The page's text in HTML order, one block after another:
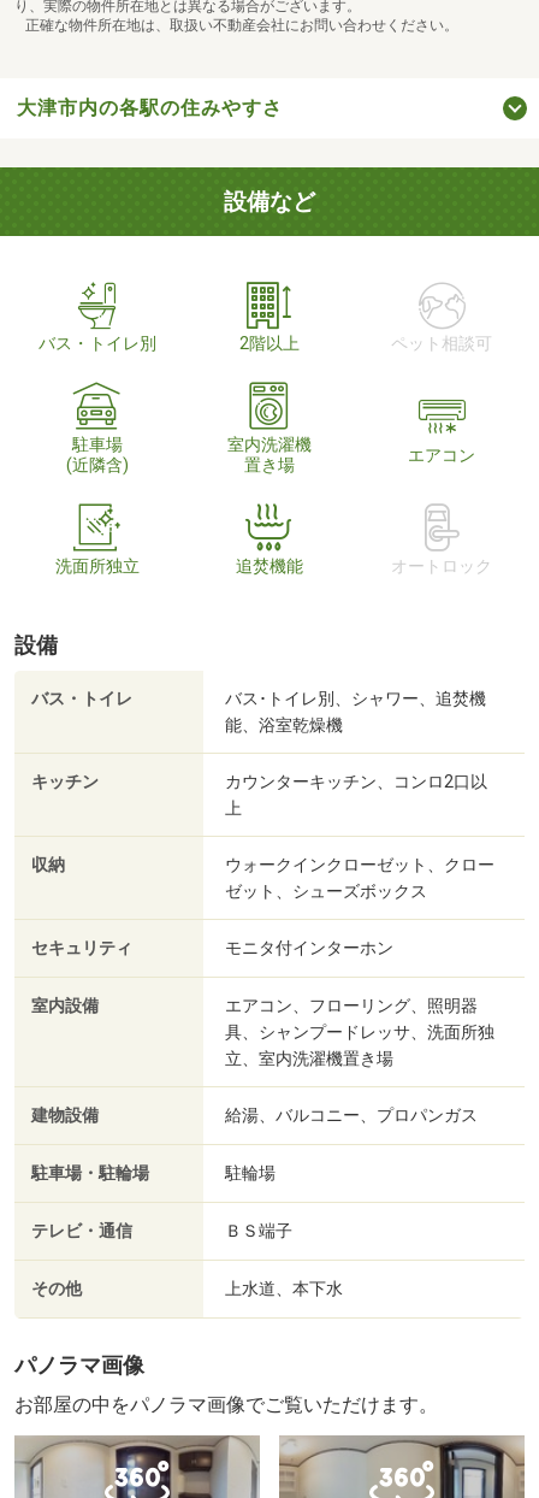
り、実際の物件所在地とは異なる場合がございます。
正確な物件所在地は、取扱い不動産会社にお問い合わせください。
大津市内の各駅の住みやすさ
設備など
バス・トイレ別 2階以上 ペット相談可
駐車場
(近隣含)
室内洗濯機
置き場
エアコン
洗面所独立 追焚機能 オートロック
設備
バス・トイレ
バス･トイレ別、シャワー、追焚機
能、浴室乾燥機
キッチン
カウンターキッチン、コンロ2口以
上
収納
ウォークインクローゼット、クロー
ゼット、シューズボックス
セキュリティ モニタ付インターホン
室内設備
エアコン、フローリング、照明器
具、シャンプードレッサ、洗面所独
立、室内洗濯機置き場
建物設備 給湯、バルコニー、プロパンガス
駐車場・駐輪場 駐輪場
テレビ・通信 ＢＳ端子
その他 上水道、本下水
パノラマ画像
お部屋の中をパノラマ画像でご覧いただけます。